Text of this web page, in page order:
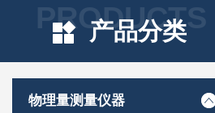
PRODUCTS
产品分类
物理量测量仪器